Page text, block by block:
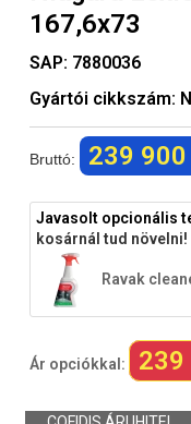
167,6x73
SAP: 7880036
Gyártói cikkszám:
Bruttó: 239
Javasolt opcionális
kosárnál tud
Ravak
Ár opciókkal: 239